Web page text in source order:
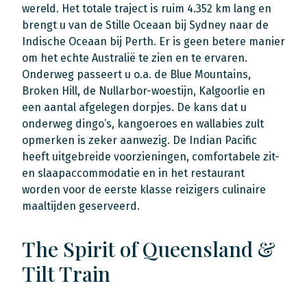
wereld. Het totale traject is ruim 4.352 km lang en
brengt u van de Stille Oceaan bij Sydney naar de
Indische Oceaan bij Perth. Er is geen betere manier
om het echte Australië te zien en te ervaren.
Onderweg passeert u o.a. de Blue Mountains,
Broken Hill, de Nullarbor-woestijn, Kalgoorlie en
een aantal afgelegen dorpjes. De kans dat u
onderweg dingo’s, kangoeroes en wallabies zult
opmerken is zeker aanwezig. De Indian Pacific
heeft uitgebreide voorzieningen, comfortabele zit-
en slaapaccommodatie en in het restaurant
worden voor de eerste klasse reizigers culinaire
maaltijden geserveerd.
The Spirit of Queensland &
Tilt Train